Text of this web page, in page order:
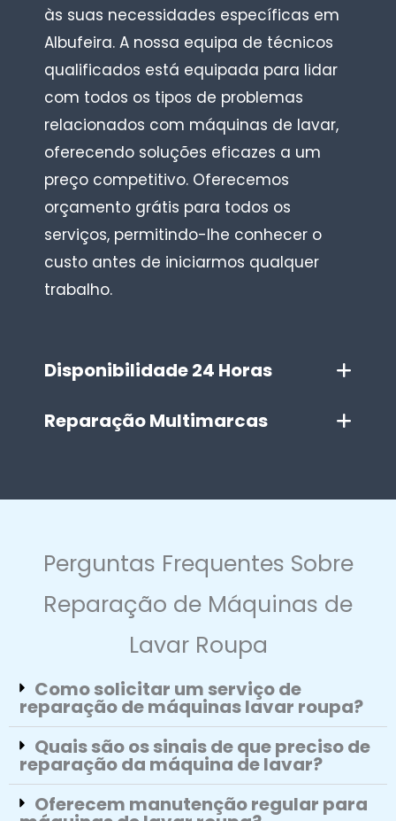
às suas necessidades específicas em
Albufeira. A nossa equipa de técnicos
qualificados está equipada para lidar
com todos os tipos de problemas
relacionados com máquinas de lavar,
oferecendo soluções eficazes a um
preço competitivo. Oferecemos
orçamento grátis para todos os
serviços, permitindo-lhe conhecer o
custo antes de iniciarmos qualquer
trabalho.
Disponibilidade 24 Horas
Reparação Multimarcas
Perguntas Frequentes Sobre
Reparação de Máquinas de
Lavar Roupa
Como solicitar um serviço de
reparação de máquinas lavar roupa?
Quais são os sinais de que preciso de
reparação da máquina de lavar?
Oferecem manutenção regular para